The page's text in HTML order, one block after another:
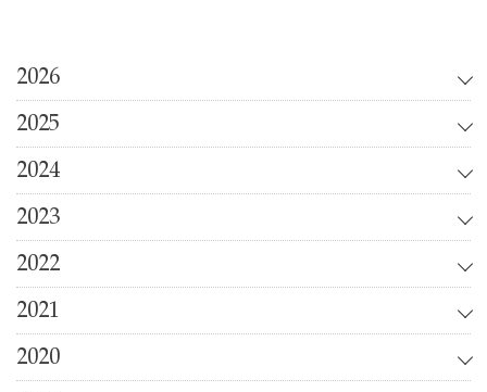
2026
2025
2024
2023
2022
2021
2020